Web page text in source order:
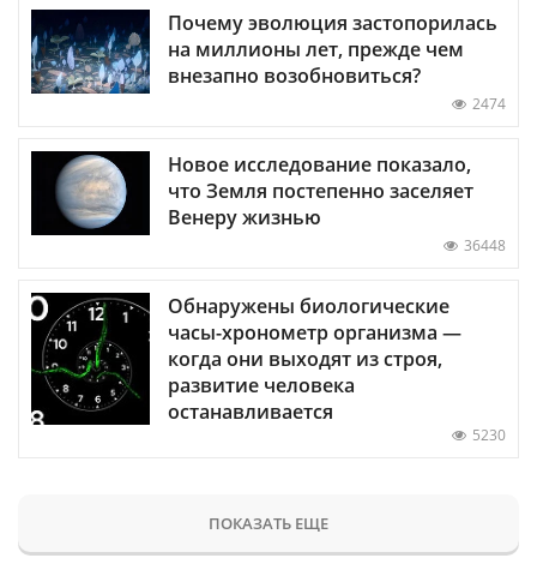
Почему эволюция застопорилась
на миллионы лет, прежде чем
внезапно возобновиться?
2474
Новое исследование показало,
что Земля постепенно заселяет
Венеру жизнью
36448
Обнаружены биологические
часы-хронометр организма —
когда они выходят из строя,
развитие человека
останавливается
5230
ПОКАЗАТЬ ЕЩЕ